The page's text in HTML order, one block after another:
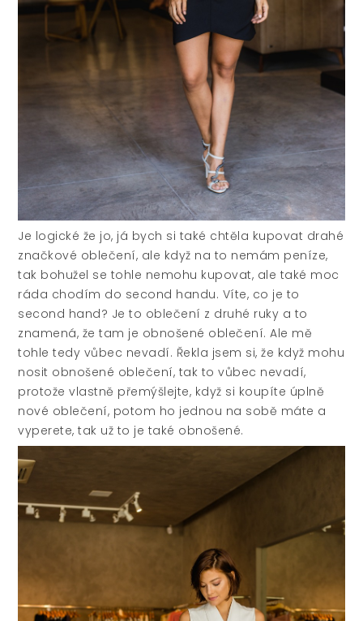
Je logické že jo, já bych si také chtěla kupovat drahé
značkové oblečení, ale když na to nemám peníze,
tak bohužel se tohle nemohu kupovat, ale také moc
ráda chodím do second handu. Víte, co je to
second hand? Je to oblečení z druhé ruky a to
znamená, že tam je obnošené oblečení. Ale mě
tohle tedy vůbec nevadí. Řekla jsem si, že když mohu
nosit obnošené oblečení, tak to vůbec nevadí,
protože vlastně přemýšlejte, když si koupíte úplně
nové oblečení, potom ho jednou na sobě máte a
vyperete, tak už to je také obnošené.